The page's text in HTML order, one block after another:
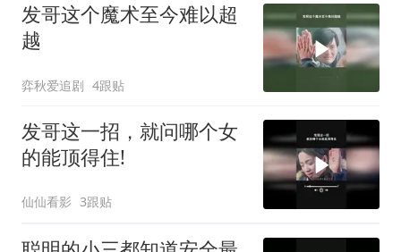
发哥这个魔术至今难以超
越
弈秋爱追剧 4跟贴
发哥这一招，就问哪个女
的能顶得住!
仙仙看影 3跟贴